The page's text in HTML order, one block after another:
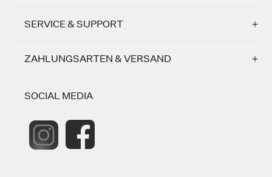
SERVICE & SUPPORT
ZAHLUNGSARTEN & VERSAND
SOCIAL MEDIA